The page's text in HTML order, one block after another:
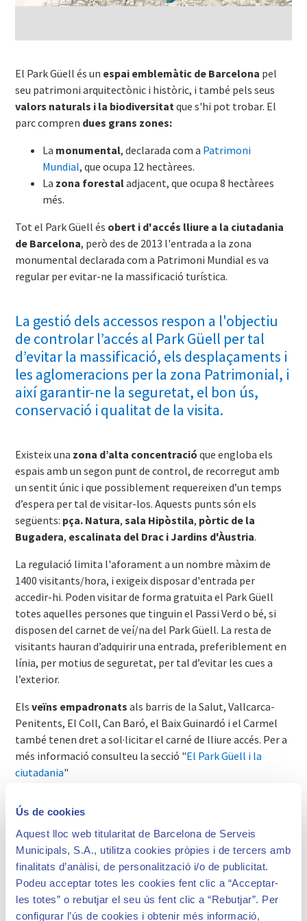
Ús de cookies
Aquest lloc web titularitat de Barcelona de Serveis
Municipals, S.A., utilitza cookies pròpies i de tercers amb
finalitats d’anàlisi, de personalització i/o de publicitat.
Podeu acceptar totes les cookies fent clic a “Acceptar-
les totes” o rebutjar el seu ús fent clic a “Rebutjar”. Per
configurar l’ús de cookies i obtenir més informació,
El Park Güell és un espai emblemàtic de Barcelona pel
seu patrimoni arquitectònic i històric, i també pels seus
valors naturals i la biodiversitatque s'hi pot trobar. El
parc compren dues grans zones:
La monumental, declarada com a Patrimoni
Mundial, que ocupa 12 hectàrees.
La zona forestaladjacent, que ocupa 8 hectàrees
més.
Tot el Park Güell és obert i d'accés lliure a la ciutadania
de Barcelona, però des de 2013 l'entrada a la zona
monumental declarada com a Patrimoni Mundial es va
regular per evitar-ne la massificació turística.
La gestió dels accessos respon a l'objectiu
de controlar l’accés al Park Güell per tal
d’evitar la massificació, els desplaçaments i
les aglomeracions per la zona Patrimonial, i
així garantir-ne la seguretat, el bon ús,
conservació i qualitat de la visita.
Existeix una zona d’alta concentració que engloba els
espais amb un segon punt de control, de recorregut amb
un sentit únic i que possiblement requereixen d’un temps
d’espera per tal de visitar-los. Aquests punts són els
següents: pça. Natura,sala Hipòstila, pòrtic de la
Bugadera, escalinata del Drac i Jardins d'Àustria.
La regulació limita l'aforament a un nombre màxim de
1400 visitants/hora, i exigeix disposar d'entrada per
accedir-hi. Poden visitar de forma gratuïta el Park Güell
totes aquelles persones que tinguin el Passi Verd o bé, si
disposen del carnet de veí/na del Park Güell. La resta de
visitants hauran d’adquirir una entrada, preferiblement en
línia, per motius de seguretat, per tal d’evitar les cues a
l’exterior.
Elsveïns empadronats als barris de la Salut, Vallcarca-
Penitents, El Coll, Can Baró, el Baix Guinardó i el Carmel
també tenen dret a sol·licitar el carné de lliure accés. Per a
més informació consulteu la secció "El Park Güell i la
ciutadania"
entorn més immediat –Baldiri Reixac, Reina Elisenda
Virolai, Jesuïtes de Gràcia, Turó del Cargol i Escola
Montseny– tenen dret a entrar-hi lliurement.
El control dels accessos es fa durant tota la jornada. No
obstant això, les franges del matí (de 7 a 9:00 hores) i de
tarda (de 20:00 a 22:00 h) es reserven per a la ciutadania. Així